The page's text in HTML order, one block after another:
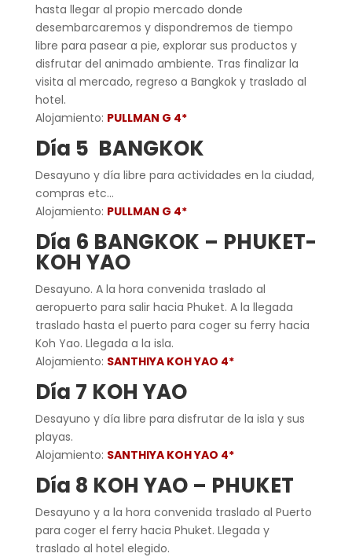
hasta llegar al propio mercado donde
desembarcaremos y dispondremos de tiempo
libre para pasear a pie, explorar sus productos y
disfrutar del animado ambiente. Tras finalizar la
visita al mercado, regreso a Bangkok y traslado al
hotel.
Alojamiento: PULLMAN G 4*
Día 5 BANGKOK
Desayuno y día libre para actividades en la ciudad,
compras etc…
Alojamiento: PULLMAN G 4*
Día 6 BANGKOK – PHUKET-
KOH YAO
Desayuno. A la hora convenida traslado al
aeropuerto para salir hacia Phuket. A la llegada
traslado hasta el puerto para coger su ferry hacia
Koh Yao. Llegada a la isla.
Alojamiento: SANTHIYA KOH YAO 4*
Día 7 KOH YAO
Desayuno y día libre para disfrutar de la isla y sus
playas.
Alojamiento: SANTHIYA KOH YAO 4*
Día 8 KOH YAO – PHUKET
Desayuno y a la hora convenida traslado al Puerto
para coger el ferry hacia Phuket. Llegada y
traslado al hotel elegido.